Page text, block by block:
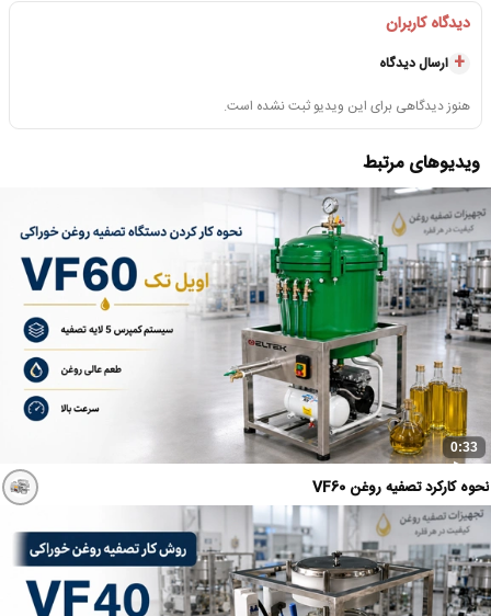
دیدگاه کاربران
ارسال دیدگاه
هنوز دیدگاهی برای این ویدیو ثبت نشده است.
ویدیوهای مرتبط
0:33
نحوه کارکرد تصفیه روغن VF60